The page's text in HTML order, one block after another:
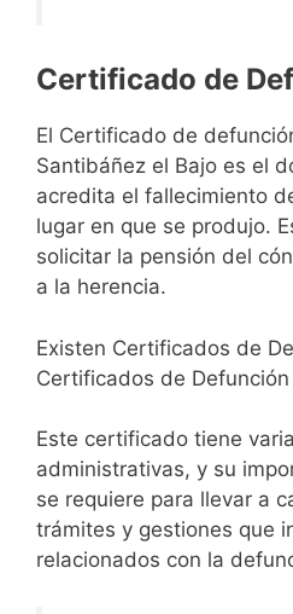
Certificado de
El Certificado de
Santibáñez el Bajo es el
acredita el fallecimiento
lugar en que se produjo.
solicitar la pensión del
a la herencia.
Existen Certificados de
Certificados de
Este certificado tiene
administrativas, y su
se requiere para llevar a
trámites y gestiones que
relacionados con la